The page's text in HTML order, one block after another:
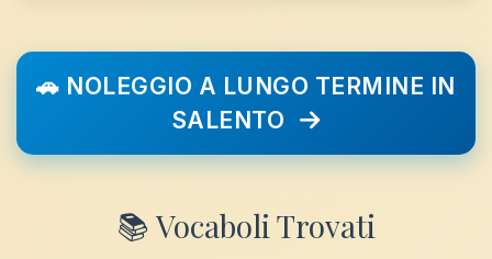
🚗 NOLEGGIO A LUNGO TERMINE IN
SALENTO
📚 Vocaboli Trovati